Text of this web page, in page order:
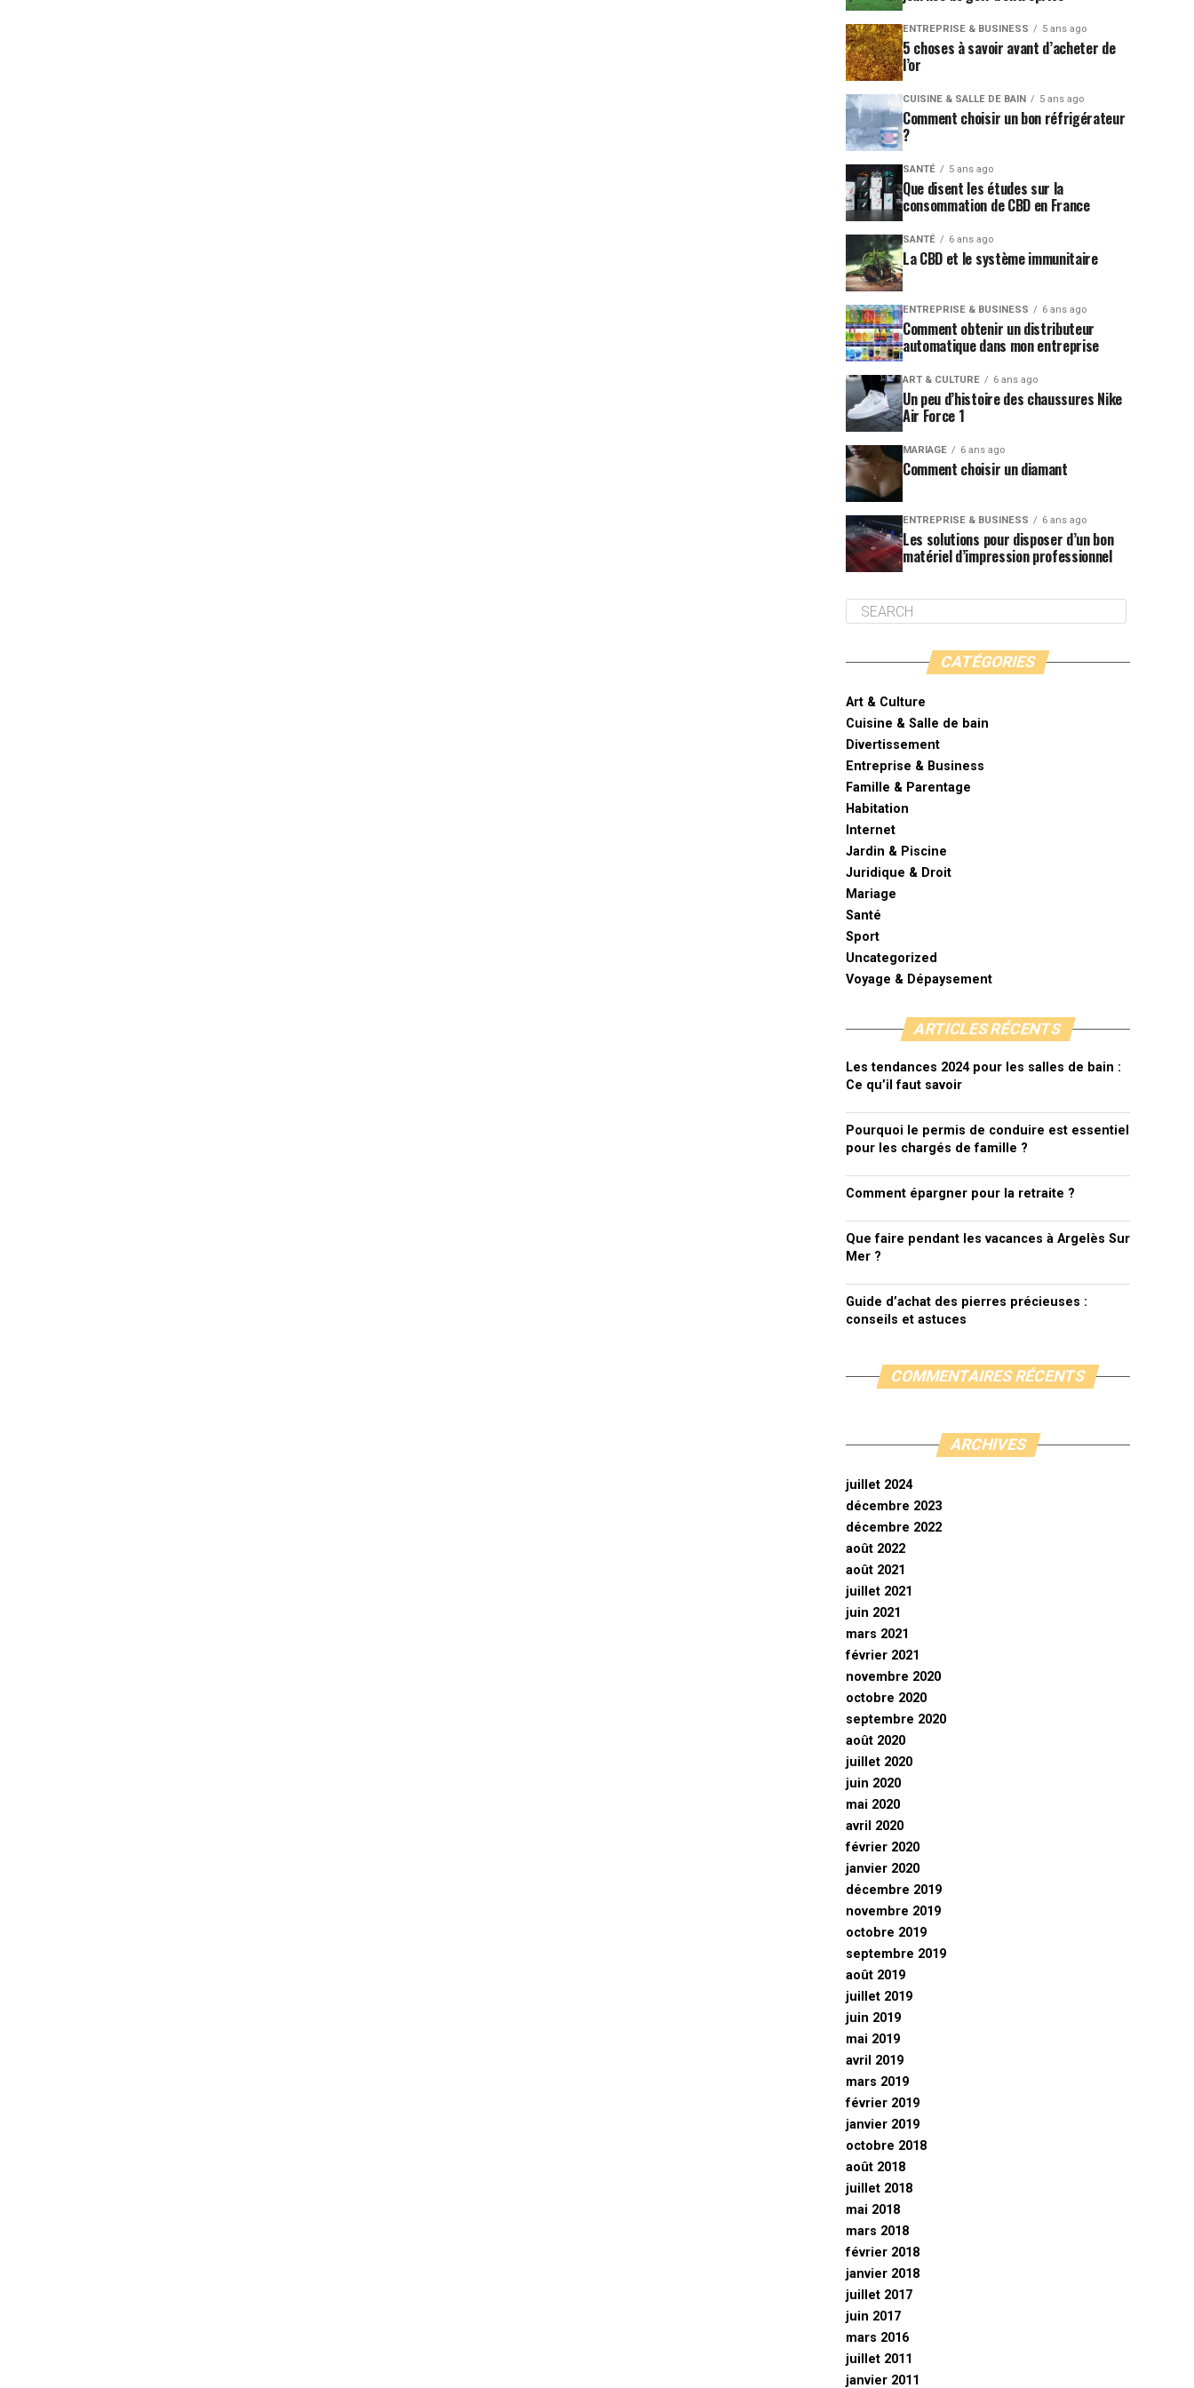
ENTREPRISE & BUSINESS 5 ans ago
5 choses à savoir avant d’acheter de
l’or
CUISINE & SALLE DE BAIN 5 ans ago
Comment choisir un bon réfrigérateur
?
SANTÉ 5 ans ago
Que disent les études sur la
consommation de CBD en France
SANTÉ 6 ans ago
La CBD et le système immunitaire
ENTREPRISE & BUSINESS 6 ans ago
Comment obtenir un distributeur
automatique dans mon entreprise
ART & CULTURE 6 ans ago
Un peu d’histoire des chaussures Nike
Air Force 1
MARIAGE 6 ans ago
Comment choisir un diamant
ENTREPRISE & BUSINESS 6 ans ago
Les solutions pour disposer d’un bon
matériel d’impression professionnel
CATÉGORIES
Art & Culture
Cuisine & Salle de bain
Divertissement
Entreprise & Business
Famille & Parentage
Habitation
Internet
Jardin & Piscine
Juridique & Droit
Mariage
Santé
Sport
Uncategorized
Voyage & Dépaysement
ARTICLES RÉCENTS
Les tendances 2024 pour les salles de bain :
Ce qu’il faut savoir
Pourquoi le permis de conduire est essentiel
pour les chargés de famille ?
Comment épargner pour la retraite ?
Que faire pendant les vacances à Argelès Sur
Mer ?
Guide d’achat des pierres précieuses :
conseils et astuces
COMMENTAIRES RÉCENTS
ARCHIVES
juillet 2024
décembre 2023
décembre 2022
août 2022
août 2021
juillet 2021
juin 2021
mars 2021
février 2021
novembre 2020
octobre 2020
septembre 2020
août 2020
juillet 2020
juin 2020
mai 2020
avril 2020
février 2020
janvier 2020
décembre 2019
novembre 2019
octobre 2019
septembre 2019
août 2019
juillet 2019
juin 2019
mai 2019
avril 2019
mars 2019
février 2019
janvier 2019
octobre 2018
août 2018
juillet 2018
mai 2018
mars 2018
février 2018
janvier 2018
juillet 2017
juin 2017
mars 2016
juillet 2011
janvier 2011